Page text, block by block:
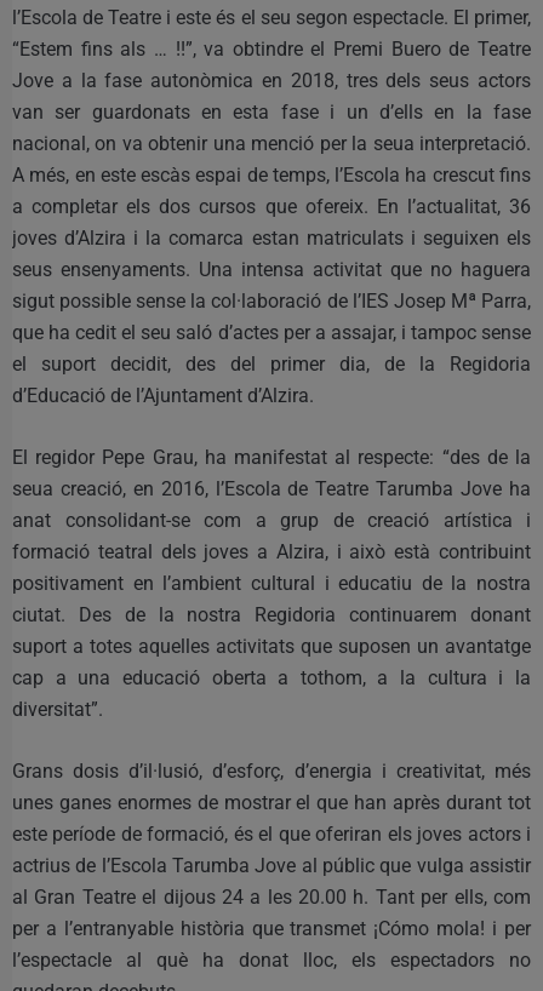
l’Escola de Teatre i este és el seu segon espectacle. El primer,
“Estem fins als … !!”, va obtindre el Premi Buero de Teatre
Jove a la fase autonòmica en 2018, tres dels seus actors
van ser guardonats en esta fase i un d’ells en la fase
nacional, on va obtenir una menció per la seua interpretació.
A més, en este escàs espai de temps, l’Escola ha crescut fins
a completar els dos cursos que ofereix. En l’actualitat, 36
joves d’Alzira i la comarca estan matriculats i seguixen els
seus ensenyaments. Una intensa activitat que no haguera
sigut possible sense la col·laboració de l’IES Josep Mª Parra,
que ha cedit el seu saló d’actes per a assajar, i tampoc sense
el suport decidit, des del primer dia, de la Regidoria
d’Educació de l’Ajuntament d’Alzira.
El regidor Pepe Grau, ha manifestat al respecte: “des de la
seua creació, en 2016, l’Escola de Teatre Tarumba Jove ha
anat consolidant-se com a grup de creació artística i
formació teatral dels joves a Alzira, i això està contribuint
positivament en l’ambient cultural i educatiu de la nostra
ciutat. Des de la nostra Regidoria continuarem donant
suport a totes aquelles activitats que suposen un avantatge
cap a una educació oberta a tothom, a la cultura i la
diversitat”.
Grans dosis d’il·lusió, d’esforç, d’energia i creativitat, més
unes ganes enormes de mostrar el que han après durant tot
este període de formació, és el que oferiran els joves actors i
actrius de l’Escola Tarumba Jove al públic que vulga assistir
al Gran Teatre el dijous 24 a les 20.00 h. Tant per ells, com
per a l’entranyable història que transmet ¡Cómo mola! i per
l’espectacle al què ha donat lloc, els espectadors no